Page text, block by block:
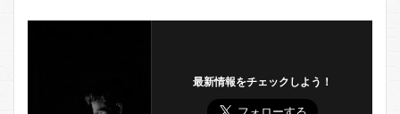
最新情報をチェックしよう！